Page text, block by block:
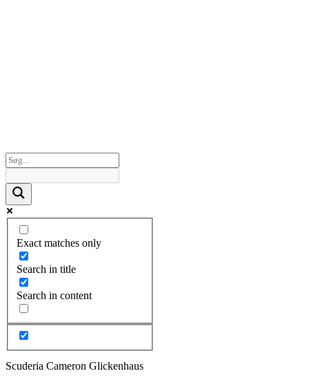
Exact matches only
Search in title
Search in content
Scuderia Cameron Glickenhaus